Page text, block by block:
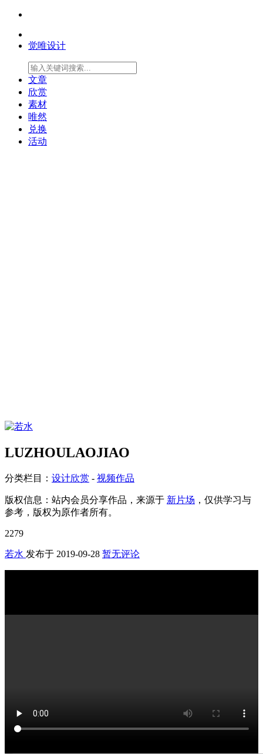
觉唯设计
文章
欣赏
素材
唯然
兑换
活动
LUZHOULAOJIAO
分类栏目： 设计欣赏 - 视频作品
版权信息： 站内会员分享作品，来源于 新片场 ，仅供学习与
参考，版权为原作者所有。
2279
若水 发布于 2019-09-28 暂无评论